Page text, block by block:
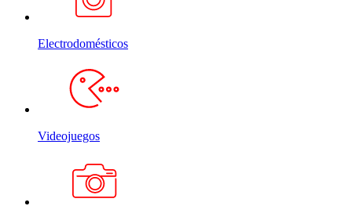
Electrodomésticos
Videojuegos